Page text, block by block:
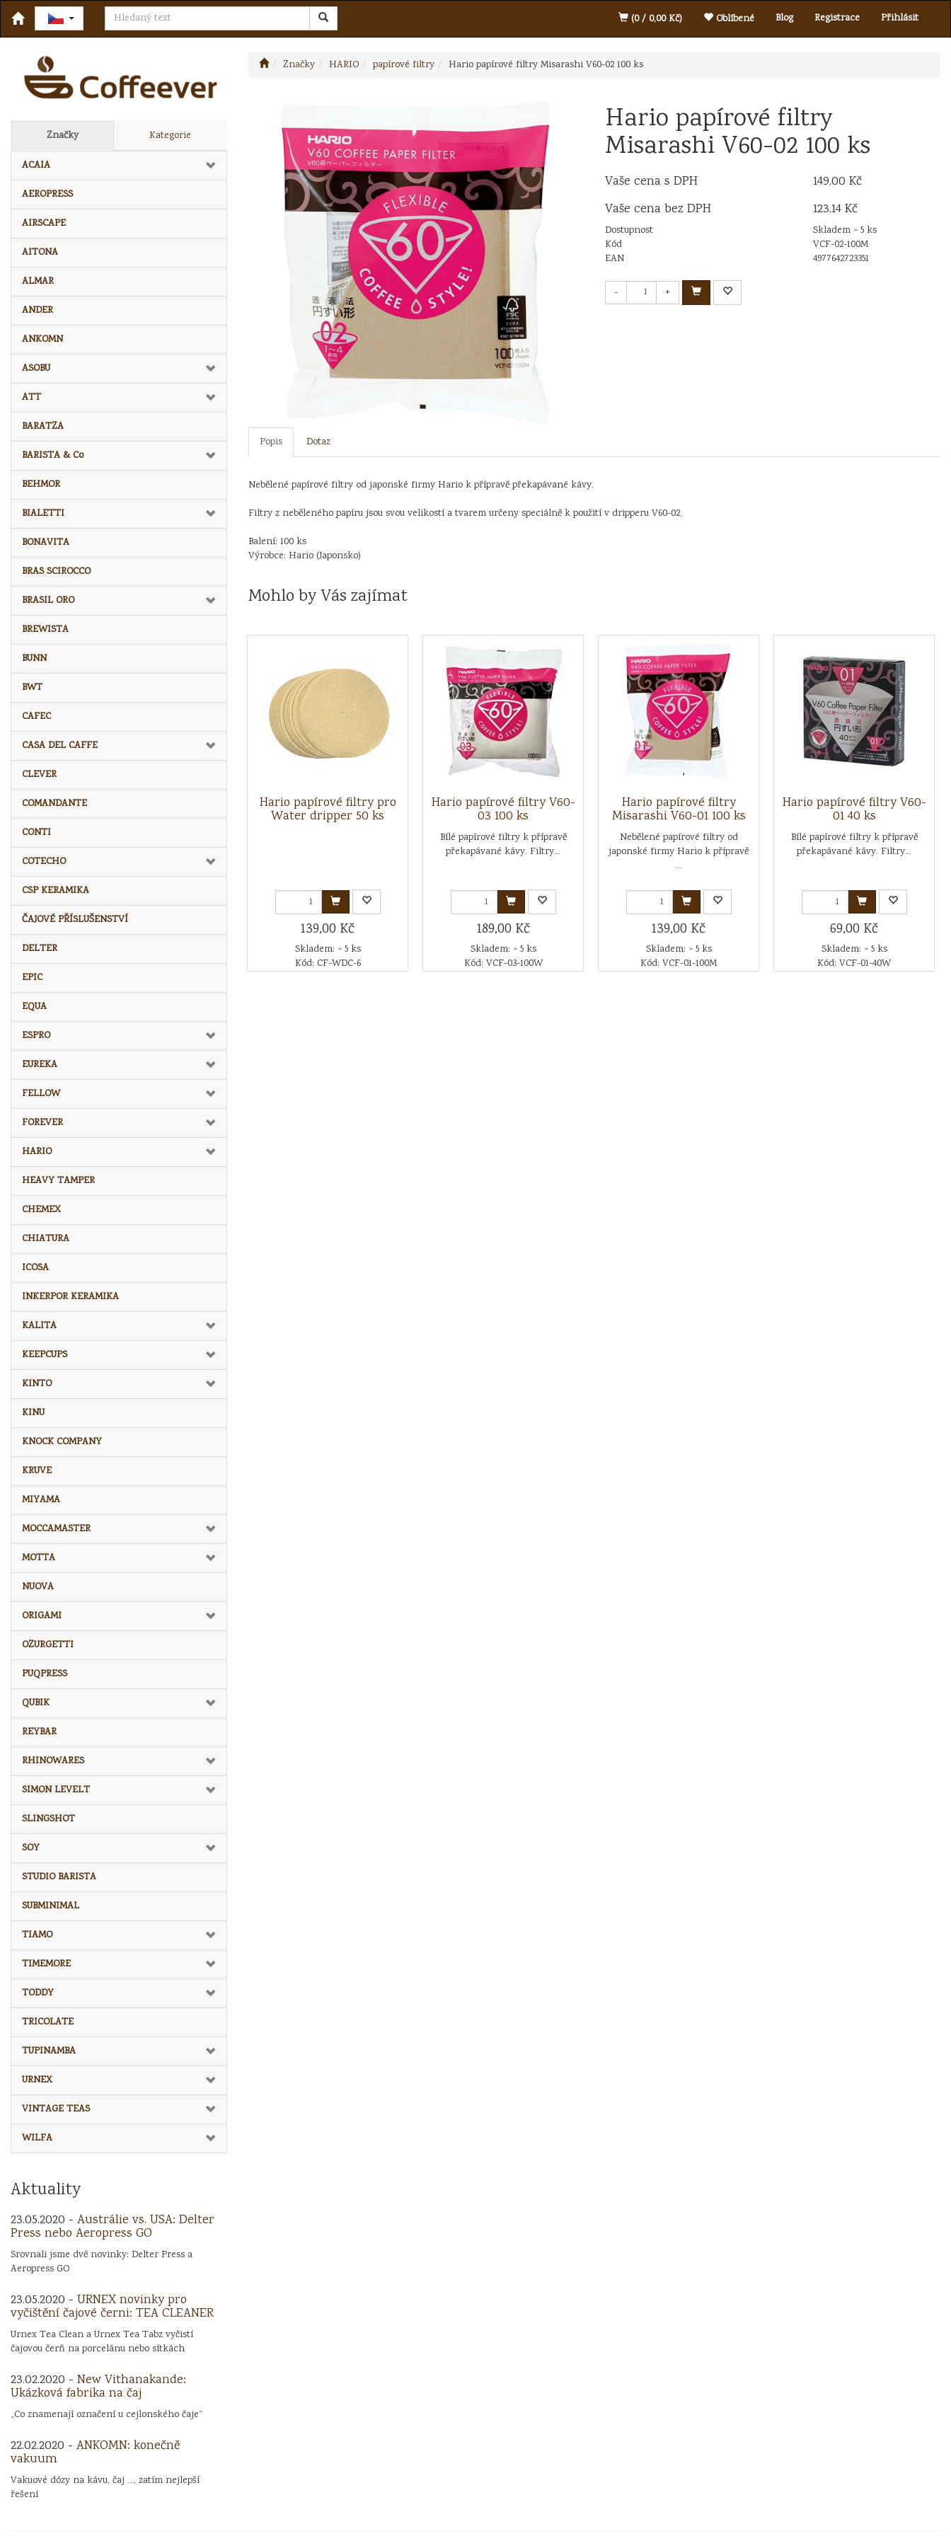
Blog Registrace Přihlásit
(0 / 0,00 Kč) Oblíbené
Značky Kategorie
ACAIA
AEROPRESS
AIRSCAPE
AITONA
ALMAR
ANDER
ANKOMN
ASOBU
ATT
BARATZA
BARISTA & Co
BEHMOR
BIALETTI
BONAVITA
BRAS SCIROCCO
BRASIL ORO
BREWISTA
BUNN
BWT
CAFEC
CASA DEL CAFFE
CLEVER
COMANDANTE
CONTI
COTECHO
CSP KERAMIKA
ČAJOVÉ PŘÍSLUŠENSTVÍ
DELTER
EPIC
EQUA
ESPRO
EUREKA
FELLOW
FOREVER
HARIO
HEAVY TAMPER
CHEMEX
CHIATURA
ICOSA
INKERPOR KERAMIKA
KALITA
KEEPCUPS
KINTO
KINU
KNOCK COMPANY
KRUVE
MIYAMA
MOCCAMASTER
MOTTA
NUOVA
ORIGAMI
OZURGETTI
PUQPRESS
QUBIK
REYBAR
RHINOWARES
SIMON LEVELT
SLINGSHOT
SOY
STUDIO BARISTA
SUBMINIMAL
TIAMO
TIMEMORE
TODDY
TRICOLATE
TUPINAMBA
URNEX
VINTAGE TEAS
WILFA
Aktuality
23.05.2020 - Austrálie vs. USA: Delter
Press nebo Aeropress GO
Srovnali jsme dvě novinky: Delter Press a
Aeropress GO
23.05.2020 - URNEX novinky pro
vyčištění čajové černi: TEA CLEANER
Urnex Tea Clean a Urnex Tea Tabz vyčistí
čajovou čerň na porcelánu nebo sítkách
23.02.2020 - New Vithanakande:
Ukázková fabrika na čaj
„Co znamenají označení u cejlonského čaje“
22.02.2020 - ANKOMN: konečně
vakuum
Vakuové dózy na kávu, čaj ..., zatím nejlepší
řešení
Značky HARIO papírové filtry Hario papírové filtry Misarashi V60-02 100 ks
Hario papírové filtry
Misarashi V60-02 100 ks
Vaše cena s DPH
149,00 Kč
Vaše cena bez DPH
123,14 Kč
Dostupnost
Skladem > 5 ks
Kód
VCF-02-100M
EAN
4977642723351
- +
Popis Dotaz
Nebělené papírové filtry od japonské firmy Hario k přípravě překapávané kávy.
Filtry z neběleného papíru jsou svou velikostí a tvarem určeny speciálně k použití v dripperu V60-02.
Balení: 100 ks
Výrobce: Hario (Japonsko)
Mohlo by Vás zajímat
Hario papírové filtry pro
Water dripper 50 ks
139,00 Kč
Skladem: > 5 ks
Kód: CF-WDC-6
Hario papírové filtry V60-
03 100 ks
Bílé papírové filtry k přípravě
překapávané kávy. Filtry...
189,00 Kč
Skladem: > 5 ks
Kód: VCF-03-100W
Hario papírové filtry
Misarashi V60-01 100 ks
Nebělené papírové filtry od
japonské firmy Hario k přípravě
...
139,00 Kč
Skladem: > 5 ks
Kód: VCF-01-100M
Hario papírové filtry V60-
01 40 ks
Bílé papírové filtry k přípravě
překapávané kávy. Filtry...
69,00 Kč
Skladem: > 5 ks
Kód: VCF-01-40W